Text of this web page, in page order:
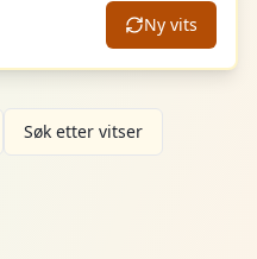
Ny vits
Søk etter vitser